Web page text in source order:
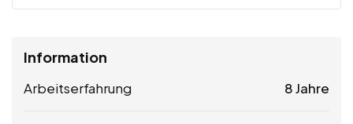
Information
Arbeitserfahrung 8 Jahre